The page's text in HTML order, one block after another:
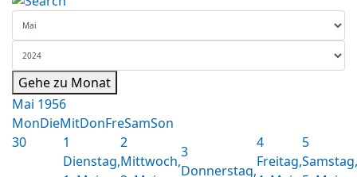
Gehe zu Monat
Mai 1956
MonDieMitDonFreSamSon
30
1
Dienstag,
2
Mittwoch,
3
Donnerstag,
4
Freitag,
5
Samstag,